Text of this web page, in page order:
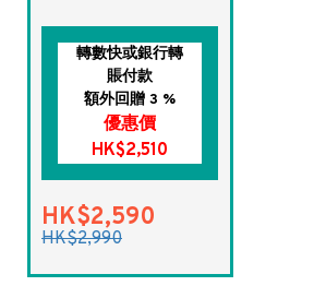
轉數快或銀行轉
賬付款
額外回贈 3 %
優惠價
HK$2,510
HK$2,590
HK$2,990